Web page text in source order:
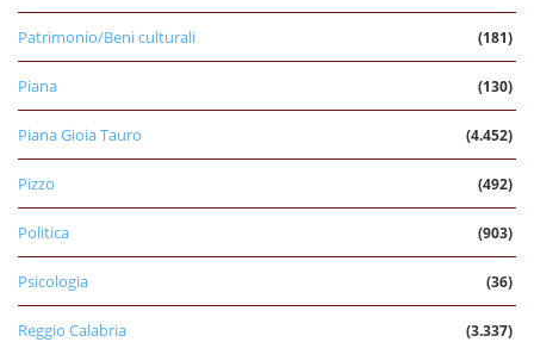
Patrimonio/Beni culturali (181)
Piana (130)
Piana Gioia Tauro (4.452)
Pizzo (492)
Politica (903)
Psicologia (36)
Reggio Calabria (3.337)